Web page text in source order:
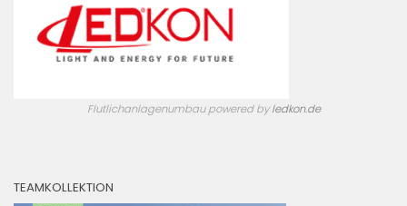
Flutlichanlagenumbau powered byledkon.de
TEAMKOLLEKTION